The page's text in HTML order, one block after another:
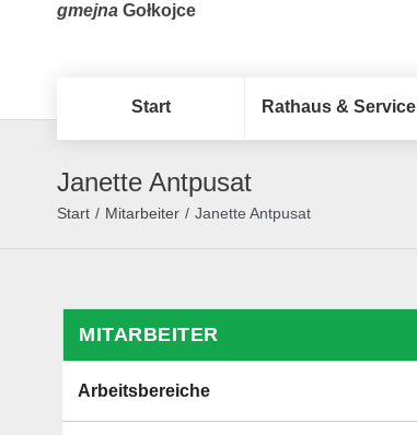
gmejna Gołkojce
Start Rathaus & Service
Janette Antpusat
Start / Mitarbeiter / Janette Antpusat
MITARBEITER
Arbeitsbereiche